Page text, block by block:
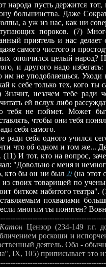
пусть держится тот, в
большинства. Даже
а уж из нас, как ни
пороков. (7)
приятель и нас
самого чистого и
ополчился целый народ?
и другого надо избегать:
им не уподобляешься. Уходи
к себе только тех, кого
Значит, незачем тебе ради
ей вслух либо
тебя не поймет. Может
чтобы они тебя
себя самого.
себя одного учился
что об одном и том же...
И тот, кто на вопрос,
"Довольно с меня и
кто бы он ни был 2/(на этот
своих товарищей по
битком набитого
похвалами
многим ты понятен?
КатонЦензор (234-149 г.г.
роскоши и
деятель. Оба -
IX, 105) приписывает это